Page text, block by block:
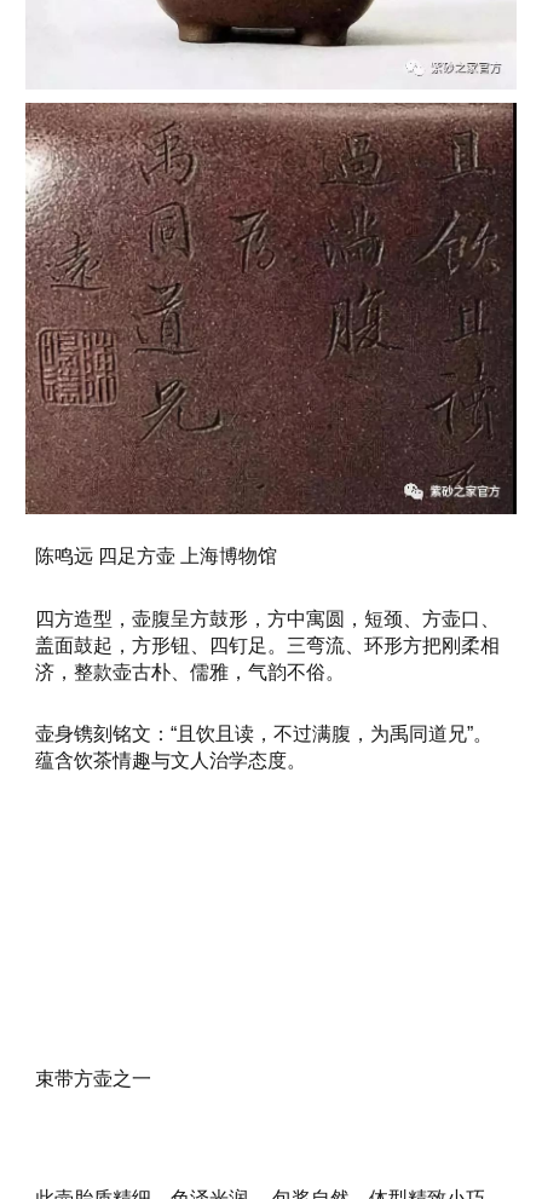
陈鸣远 四足方壶 上海博物馆
四方造型，壶腹呈方鼓形，方中寓圆，短颈、方壶口、
盖面鼓起，方形钮、四钉足。三弯流、环形方把刚柔相
济，整款壶古朴、儒雅，气韵不俗。
壶身镌刻铭文：“且饮且读，不过满腹，为禹同道兄”。
蕴含饮茶情趣与文人治学态度。
束带方壶之一